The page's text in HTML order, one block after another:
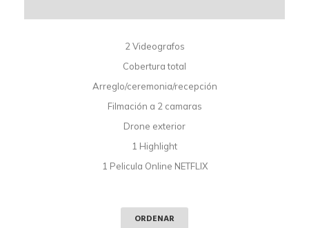
2 Videografos
Cobertura total
Arreglo/ceremonia/recepción
Filmación a 2 camaras
Drone exterior
1 Highlight
1 Pelicula Online NETFLIX
ORDENAR